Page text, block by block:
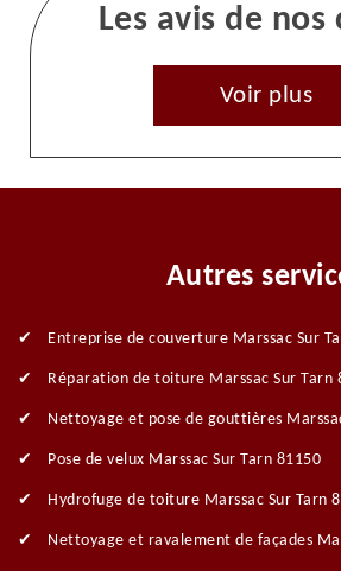
Les avis de nos
Voir plus
Autres
Entreprise de couverture Marssac Sur
Réparation de toiture Marssac Sur Tarn
Nettoyage et pose de gouttières
Pose de velux Marssac Sur Tarn 81150
Hydrofuge de toiture Marssac Sur Tarn
Nettoyage et ravalement de façades